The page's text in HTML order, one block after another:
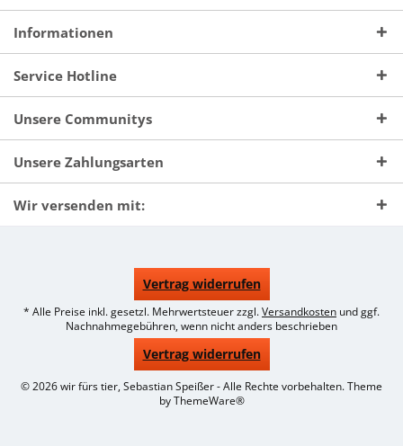
Informationen
Service Hotline
Unsere Communitys
Unsere Zahlungsarten
Wir versenden mit:
Vertrag widerrufen
* Alle Preise inkl. gesetzl. Mehrwertsteuer zzgl.Versandkosten und ggf.
Nachnahmegebühren, wenn nicht anders beschrieben
Vertrag widerrufen
© 2026 wir fürs tier, Sebastian Speißer - Alle Rechte vorbehalten. Theme
byThemeWare®